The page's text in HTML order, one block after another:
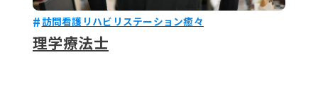
訪問看護リハビリステーション癒々
理学療法士